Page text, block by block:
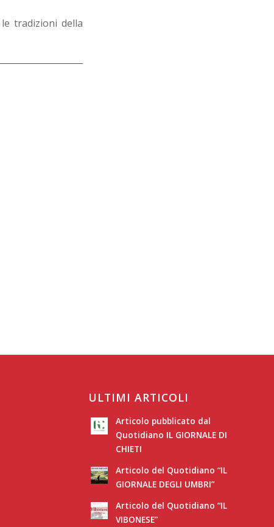
tradizioni della
ULTIMI ARTICOLI
Articolo pubblicato dal
Quotidiano IL GIORNALE DI
CHIETI
Articolo del Quotidiano “IL
GIORNALE DEGLI UMBRI”
Articolo del Quotidiano “IL
VIBONESE”